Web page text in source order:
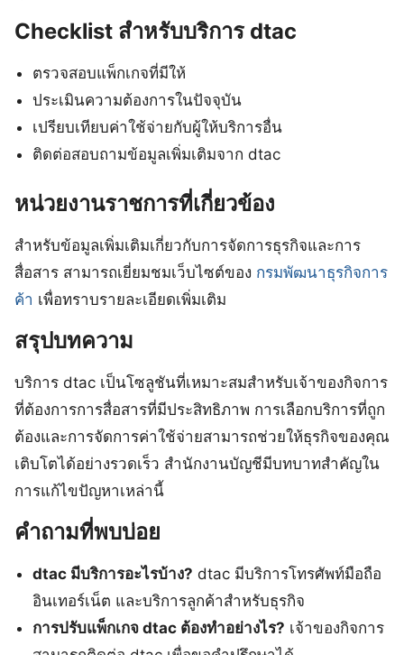
Checklist สำหรับบริการ dtac
ตรวจสอบแพ็กเกจที่มีให้
ประเมินความต้องการในปัจจุบัน
เปรียบเทียบค่าใช้จ่ายกับผู้ให้บริการอื่น
ติดต่อสอบถามข้อมูลเพิ่มเติมจาก dtac
หน่วยงานราชการที่เกี่ยวข้อง
สำหรับข้อมูลเพิ่มเติมเกี่ยวกับการจัดการธุรกิจและการ
สื่อสาร สามารถเยี่ยมชมเว็บไซต์ของ กรมพัฒนาธุรกิจการ
ค้า เพื่อทราบรายละเอียดเพิ่มเติม
สรุปบทความ
บริการ dtac เป็นโซลูชันที่เหมาะสมสำหรับเจ้าของกิจการ
ที่ต้องการการสื่อสารที่มีประสิทธิภาพ การเลือกบริการที่ถูก
ต้องและการจัดการค่าใช้จ่ายสามารถช่วยให้ธุรกิจของคุณ
เติบโตได้อย่างรวดเร็ว สำนักงานบัญชีมีบทบาทสำคัญใน
การแก้ไขปัญหาเหล่านี้
คำถามที่พบบ่อย
dtac มีบริการอะไรบ้าง? dtac มีบริการโทรศัพท์มือถือ
อินเทอร์เน็ต และบริการลูกค้าสำหรับธุรกิจ
การปรับแพ็กเกจ dtac ต้องทำอย่างไร? เจ้าของกิจการ